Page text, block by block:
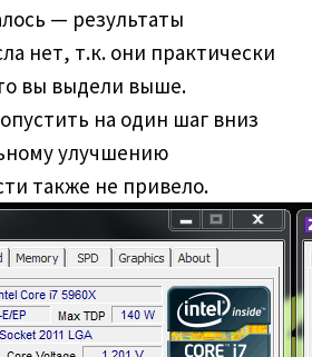
— результаты
нет, т.к. они практически
вы выдели выше.
на один шаг вниз
улучшению
также не привело.